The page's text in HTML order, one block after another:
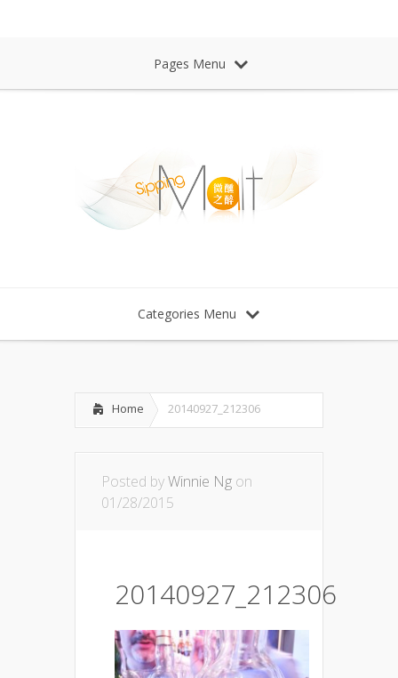
Pages Menu
Categories Menu
Home 20140927_212306
Posted byWinnie Ng on
01/28/2015
20140927_212306